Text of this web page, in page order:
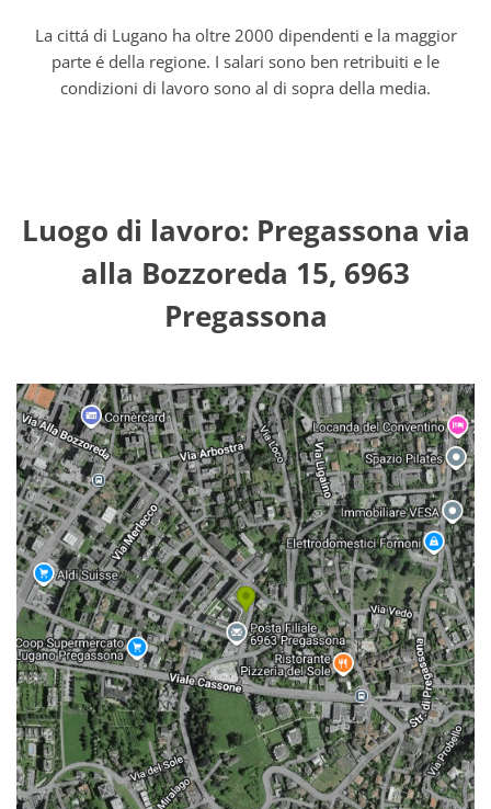
La cittá di Lugano ha oltre 2000 dipendenti e la maggior
parte é della regione. I salari sono ben retribuiti e le
condizioni di lavoro sono al di sopra della media.
Luogo di lavoro: Pregassona via
alla Bozzoreda 15, 6963
Pregassona